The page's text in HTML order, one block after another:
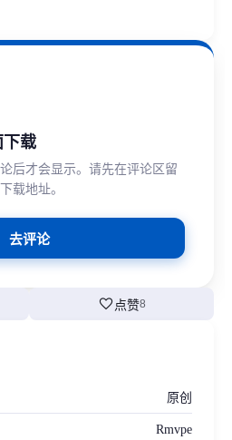
下载
后才会显示。请先在评论区留
载地址。
去评论
favorite 点赞8
原创
Rmvpe